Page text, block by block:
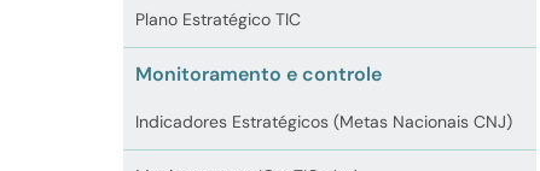
Plano Estratégico TIC
Monitoramento e controle
Indicadores Estratégicos (Metas Nacionais CNJ)